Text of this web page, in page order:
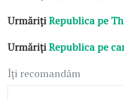
UrmărițiRepublica pe
UrmărițiRepublica pe
Îți recomandăm